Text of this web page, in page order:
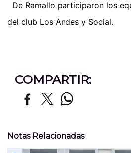
De Ramallo participaron los
del club Los Andes y Social.
COMPARTIR:
Notas Relacionadas